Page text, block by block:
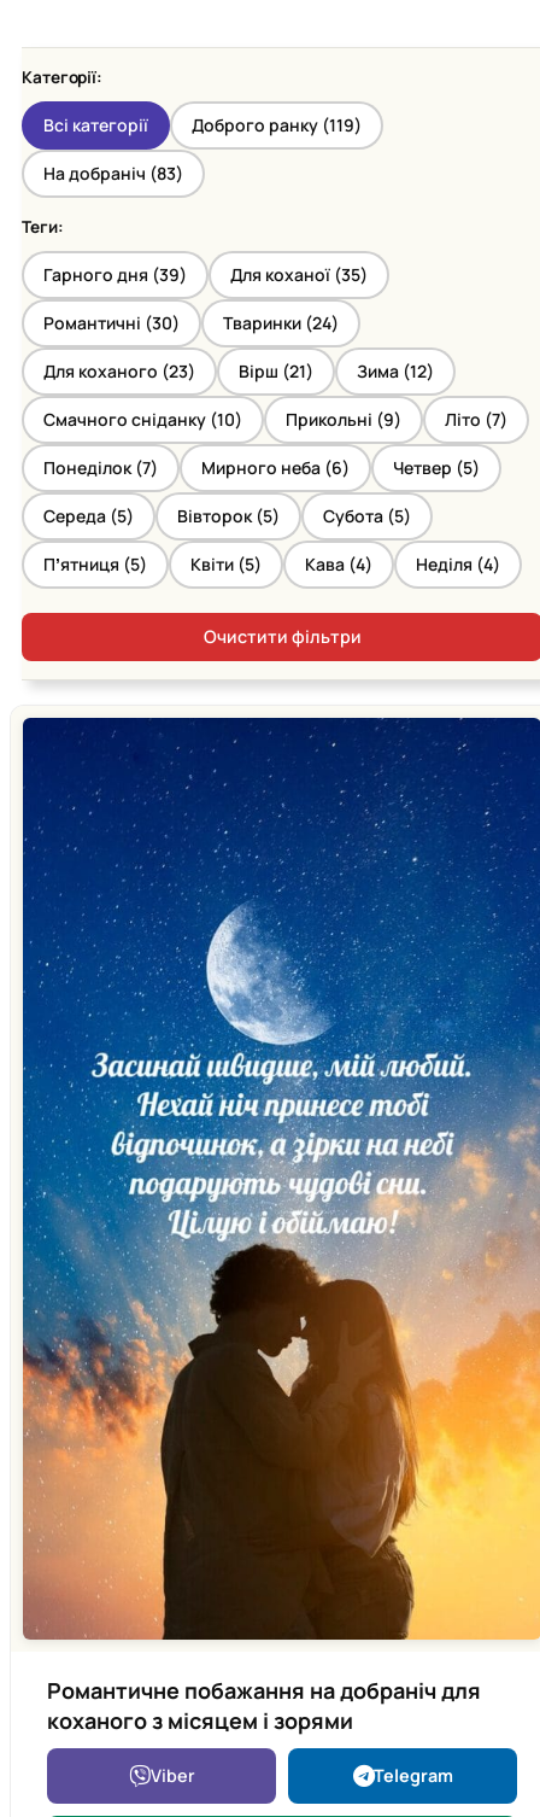
Категорії:
Всі категорії Доброго ранку (119)
На добраніч (83)
Теги:
Гарного дня (39) Для коханої (35)
Романтичні (30) Тваринки (24)
Для коханого (23) Вірш (21) Зима (12)
Смачного сніданку (10) Прикольні (9) Літо (7)
Понеділок (7) Мирного неба (6) Четвер (5)
Середа (5) Вівторок (5) Субота (5)
Пʼятниця (5) Квіти (5) Кава (4) Неділя (4)
Очистити фільтри
Романтичне побажання на добраніч для
коханого з місяцем і зорями
Viber Telegram